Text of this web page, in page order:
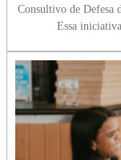
Consultivo de Defesa
Essa